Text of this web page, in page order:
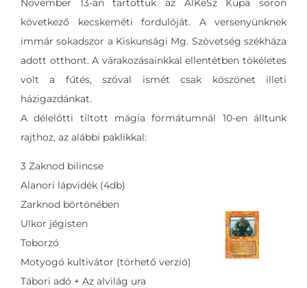
következő kecskeméti fordulóját. A versenyünknek
immár sokadszor a Kiskunsági Mg. Szövetség székháza
adott otthont. A várakozásainkkal ellentétben tökéletes
volt a fűtés, szóval ismét csak köszönet illeti
házigazdánkat.
A délelőtti tiltott mágia formátumnál 10-en álltunk
rajthoz, az alábbi paklikkal:
3 Zaknod bilincse
Alanori lápvidék (4db)
Zarknod börtönében
Ulkor jégisten
Toborzó
Motyogó kultivátor (törhető verzió)
Tábori adó + Az alvilág ura